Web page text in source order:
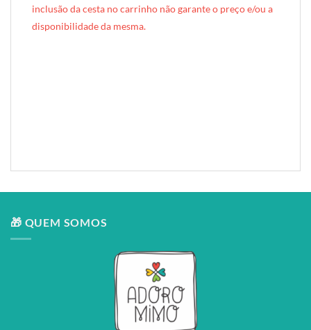
inclusão da cesta no carrinho não garante o preço e/ou a
disponibilidade da mesma.
🎁 QUEM SOMOS